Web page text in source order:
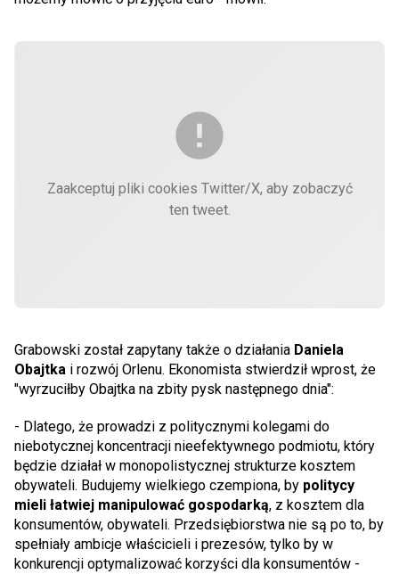
Zaakceptuj pliki cookies Twitter/X, aby zobaczyć
ten tweet.
Grabowski został zapytany także o działania Daniela
Obajtka i rozwój Orlenu. Ekonomista stwierdził wprost, że
"wyrzuciłby Obajtka na zbity pysk następnego dnia":
- Dlatego, że prowadzi z politycznymi kolegami do
niebotycznej koncentracji nieefektywnego podmiotu, który
będzie działał w monopolistycznej strukturze kosztem
obywateli. Budujemy wielkiego czempiona, by politycy
mieli łatwiej manipulować gospodarką, z kosztem dla
konsumentów, obywateli. Przedsiębiorstwa nie są po to, by
spełniały ambicje właścicieli i prezesów, tylko by w
konkurencji optymalizować korzyści dla konsumentów -